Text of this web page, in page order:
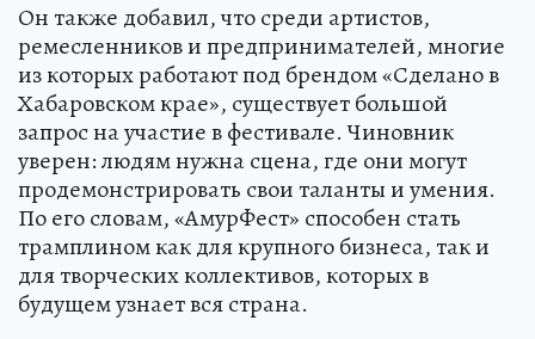
Он также добавил, что среди артистов,
ремесленников и предпринимателей, многие
из которых работают под брендом «Сделано в
Хабаровском крае», существует большой
запрос на участие в фестивале. Чиновник
уверен: людям нужна сцена, где они могут
продемонстрировать свои таланты и умения.
По его словам, «АмурФест» способен стать
трамплином как для крупного бизнеса, так и
для творческих коллективов, которых в
будущем узнает вся страна.